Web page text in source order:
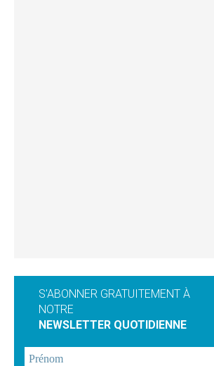
S'ABONNER GRATUITEMENT À
NOTRE
NEWSLETTER QUOTIDIENNE